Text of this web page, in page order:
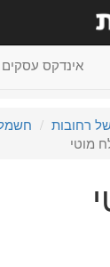
אינדקס עסקים
רחובות
מוטי